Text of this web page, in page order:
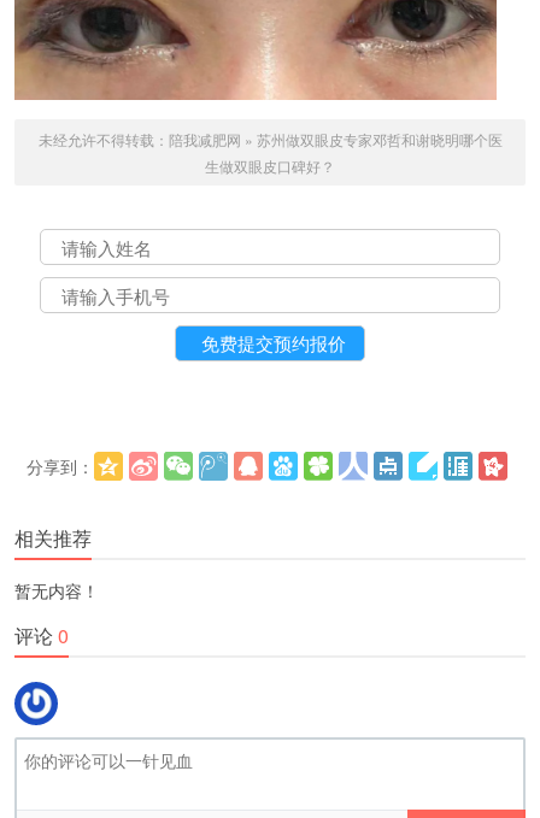
未经允许不得转载： 陪我减肥网 » 苏州做双眼皮专家邓哲和谢晓明哪个医
生做双眼皮口碑好？
分享到：
相关推荐
暂无内容！
评论0